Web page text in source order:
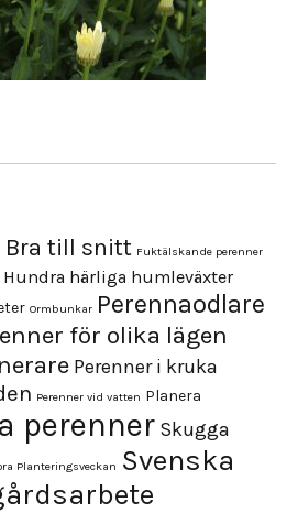
Bra till snitt Fuktälskande perenner
Hundra härliga humleväxter
Ormbunkar Perennaodlare
för olika lägen
Perenner i kruka
Perenner vid vatten Planera
perenner Skugga
Planteringsveckan Svenska